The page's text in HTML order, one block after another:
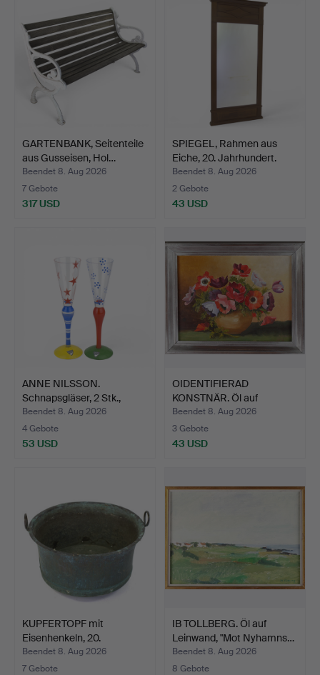
GARTENBANK, Seitenteile
aus Gusseisen, Hol…
Beendet 8. Aug 2026
7 Gebote
317 USD
SPIEGEL, Rahmen aus
Eiche, 20. Jahrhundert.
Beendet 8. Aug 2026
2 Gebote
43 USD
ANNE NILSSON.
Schnapsgläser, 2 Stk.,
"Clow…
Beendet 8. Aug 2026
4 Gebote
53 USD
OIDENTIFIERAD
KONSTNÄR. Öl auf
Leinwand, S…
Beendet 8. Aug 2026
3 Gebote
43 USD
KUPFERTOPF mit
Eisenhenkeln, 20.
Jahrhunde…
Beendet 8. Aug 2026
7 Gebote
IB TOLLBERG. Öl auf
Leinwand, "Mot Nyhamns…
Beendet 8. Aug 2026
8 Gebote